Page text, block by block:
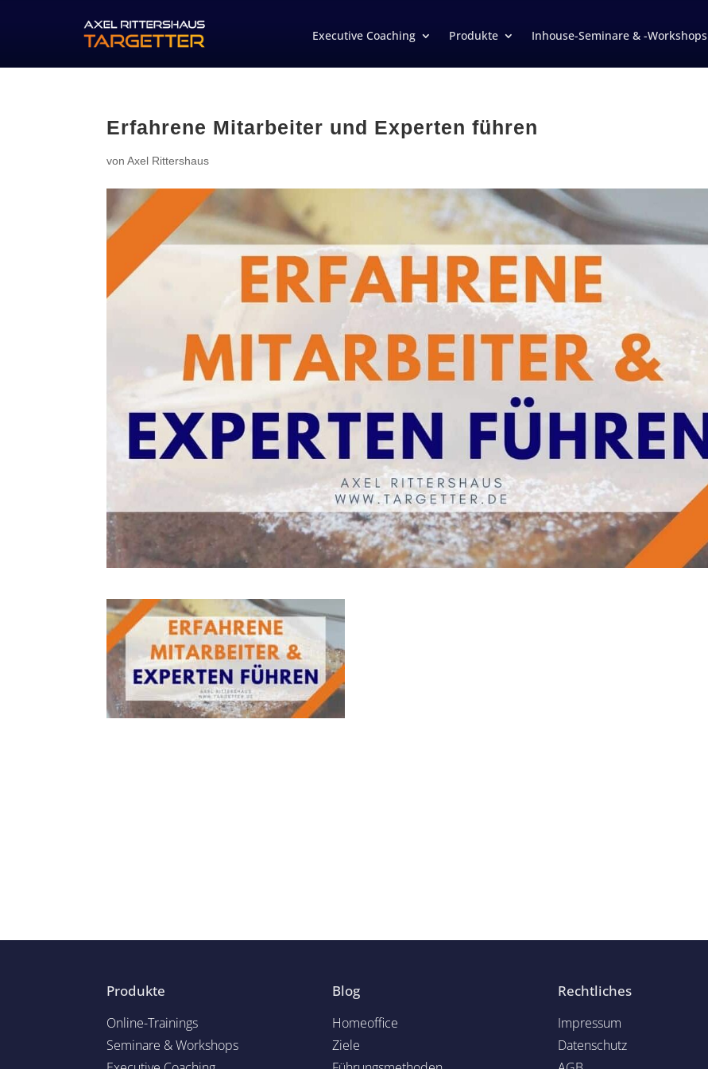
Executive Coaching Produkte Inhouse-Seminare & -Workshops
Erfahrene Mitarbeiter und Experten führen
vonAxel Rittershaus
Produkte
Online-Trainings
Seminare & Workshops
Blog
Homeoffice
Ziele
Rechtliches
Impressum
Datenschutz